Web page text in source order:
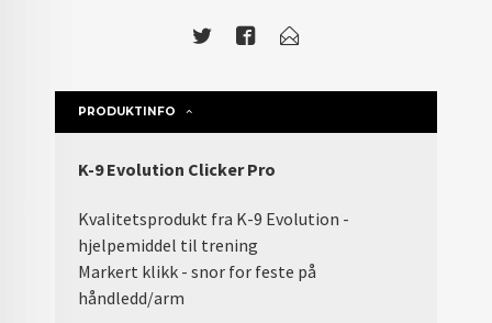
PRODUKTINFO
K-9 Evolution Clicker Pro
Kvalitetsprodukt fra K-9 Evolution -
hjelpemiddel til trening
Markert klikk - snor for feste på
håndledd/arm